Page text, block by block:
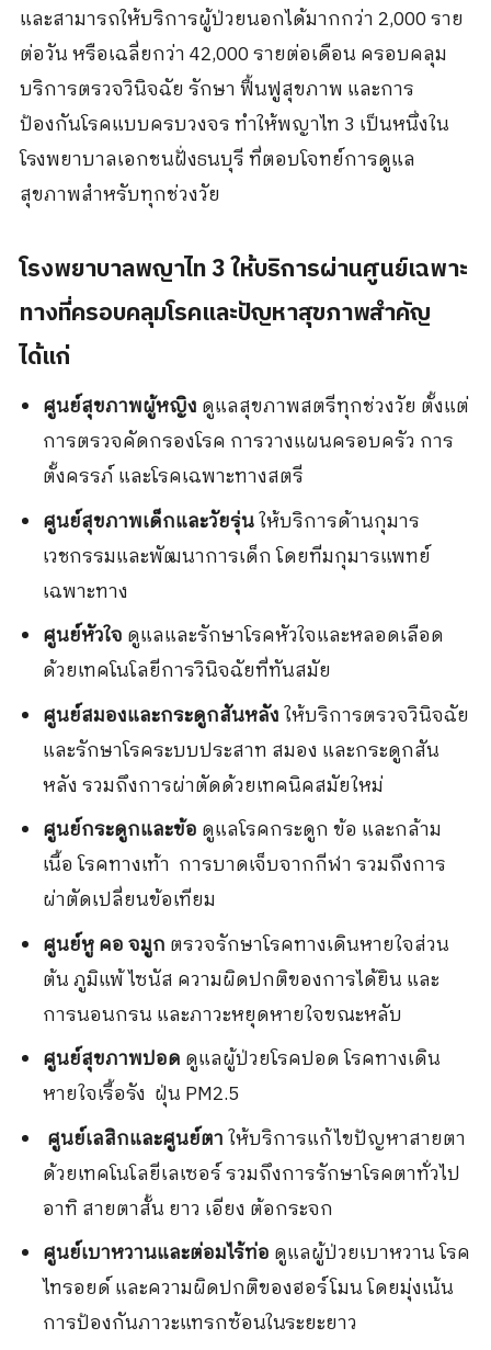
และสามารถให้บริการผู้ป่วยนอกได้มากกว่า 2,000 ราย
ต่อวัน หรือเฉลี่ยกว่า 42,000 รายต่อเดือน ครอบคลุม
บริการตรวจวินิจฉัย รักษา ฟื้นฟูสุขภาพ และการ
ป้องกันโรคแบบครบวงจร ทำให้พญาไท 3 เป็นหนึ่งใน
โรงพยาบาลเอกชนฝั่งธนบุรี ที่ตอบโจทย์การดูแล
สุขภาพสำหรับทุกช่วงวัย
โรงพยาบาลพญาไท 3 ให้บริการผ่านศูนย์เฉพาะ
ทางที่ครอบคลุมโรคและปัญหาสุขภาพสำคัญ
ได้แก่
ศูนย์สุขภาพผู้หญิง ดูแลสุขภาพสตรีทุกช่วงวัย ตั้งแต่
การตรวจคัดกรองโรค การวางแผนครอบครัว การ
ตั้งครรภ์ และโรคเฉพาะทางสตรี
ศูนย์สุขภาพเด็กและวัยรุ่นให้บริการด้านกุมาร
เวชกรรมและพัฒนาการเด็ก โดยทีมกุมารแพทย์
เฉพาะทาง
ศูนย์หัวใจ ดูแลและรักษาโรคหัวใจและหลอดเลือด
ด้วยเทคโนโลยีการวินิจฉัยที่ทันสมัย
ศูนย์สมองและกระดูกสันหลังให้บริการตรวจวินิจฉัย
และรักษาโรคระบบประสาท สมอง และกระดูกสัน
หลัง รวมถึงการผ่าตัดด้วยเทคนิคสมัยใหม่
ศูนย์กระดูกและข้อ ดูแลโรคกระดูก ข้อ และกล้าม
เนื้อ โรคทางเท้า การบาดเจ็บจากกีฬา รวมถึงการ
ผ่าตัดเปลี่ยนข้อเทียม
ศูนย์หู คอ จมูก ตรวจรักษาโรคทางเดินหายใจส่วน
ต้น ภูมิแพ้ ไซนัส ความผิดปกติของการได้ยิน และ
การนอนกรน และภาวะหยุดหายใจขณะหลับ
ศูนย์สุขภาพปอด ดูแลผู้ป่วยโรคปอด โรคทางเดิน
หายใจเรื้อรัง ฝุ่น PM2.5
ศูนย์เลสิกและศูนย์ตาให้บริการแก้ไขปัญหาสายตา
ด้วยเทคโนโลยีเลเซอร์ รวมถึงการรักษาโรคตาทั่วไป
อาทิ สายตาสั้น ยาว เอียง ต้อกระจก
ศูนย์เบาหวานและต่อมไร้ท่อ ดูแลผู้ป่วยเบาหวาน โรค
ไทรอยด์ และความผิดปกติของฮอร์โมน โดยมุ่งเน้น
การป้องกันภาวะแทรกซ้อนในระยะยาว